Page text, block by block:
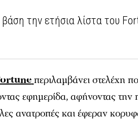
την ετήσια λίστα του
περιλαμβάνει στελέχη
εφημερίδα, αφήνοντας την
ανατροπές και έφεραν